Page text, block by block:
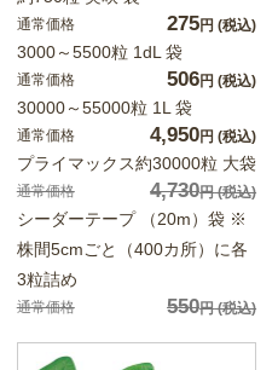
通常価格 275円 (税込)
3000～5500粒 1dL 袋
通常価格 506円 (税込)
30000～55000粒 1L 袋
通常価格 4,950円 (税込)
プライマックス約30000粒 大袋
通常価格 4,730円(税込)
シーダーテープ （20m）袋 ※
株間5cmごと（400カ所）に各
3粒詰め
通常価格 550円(税込)